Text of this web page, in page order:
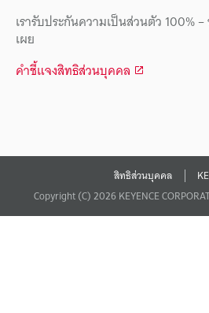
เรารับประกันความเป็นส่วนตัว 100%
เผย
คำชี้แจงสิทธิส่วนบุคคล
สิทธิส่วนบุคคล
Copyright (C) 2026 KEYENCE